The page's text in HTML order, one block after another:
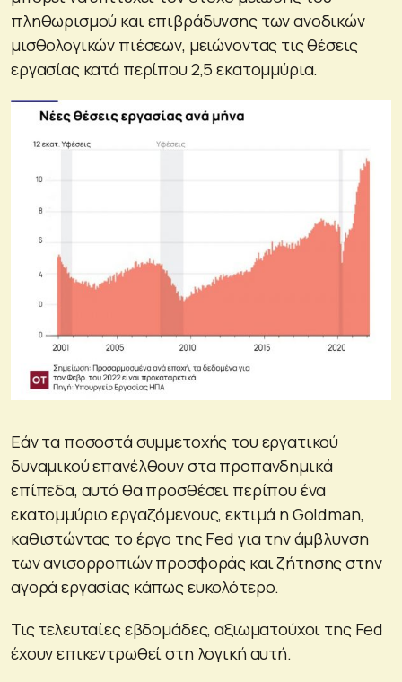
πληθωρισμού και επιβράδυνσης των ανοδικών
μισθολογικών πιέσεων, μειώνοντας τις θέσεις
εργασίας κατά περίπου 2,5 εκατομμύρια.
Εάν τα ποσοστά συμμετοχής του εργατικού
δυναμικού επανέλθουν στα προπανδημικά
επίπεδα, αυτό θα προσθέσει περίπου ένα
εκατομμύριο εργαζόμενους, εκτιμά η Goldman,
καθιστώντας το έργο της Fed για την άμβλυνση
των ανισορροπιών προσφοράς και ζήτησης στην
αγορά εργασίας κάπως ευκολότερο.
Τις τελευταίες εβδομάδες, αξιωματούχοι της Fed
έχουν επικεντρωθεί στη λογική αυτή.